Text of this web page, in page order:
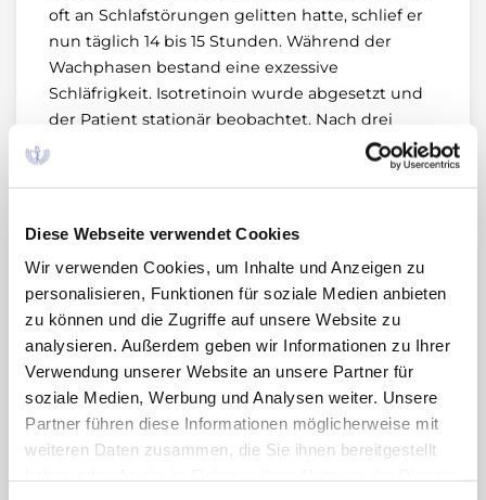
Diese Webseite verwendet Cookies
Wir verwenden Cookies, um Inhalte und Anzeigen zu
personalisieren, Funktionen für soziale Medien anbieten
zu können und die Zugriffe auf unsere Website zu
analysieren. Außerdem geben wir Informationen zu Ihrer
Verwendung unserer Website an unsere Partner für
soziale Medien, Werbung und Analysen weiter. Unsere
Partner führen diese Informationen möglicherweise mit
weiteren Daten zusammen, die Sie ihnen bereitgestellt
oft an Schlafstörungen gelitten hatte, schlief er
nun täglich 14 bis 15 Stunden. Während der
Wachphasen bestand eine exzessive
Schläfrigkeit. Isotretinoin wurde abgesetzt und
der Patient stationär beobachtet. Nach drei
Tagen waren die depressiven Symptome
erheblich gebessert, und die Suizidideen hatten
verschwunden.
Im deutschen Spontanmeldesystem
(gemeinsame Datenbank von BfArM und AkdÄ,
Stand: 24.11.2005) sind 470 Verdachtsfälle
unerwünschter Arzneimittelwirkungen im
Zusammenhang mit Isotretinoin erfasst. Davon
betrafen 96 Meldungen (20,4 Prozent)
psychiatrische Störungen, darunter 22 Fälle
einer Depression und sieben über
Suizidgedanken bzw. Suizidversuch. Nur